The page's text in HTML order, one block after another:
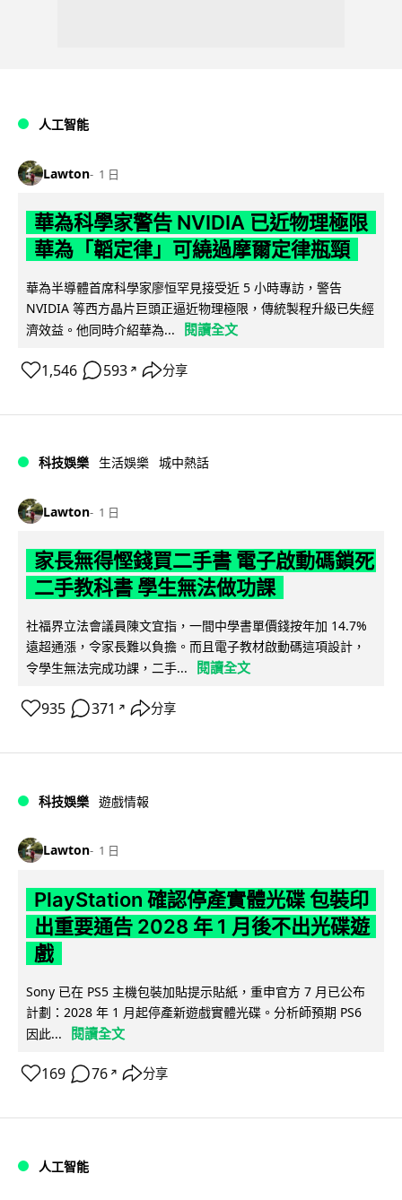
人工智能
Lawton 1 日
華為科學家警告 NVIDIA 已近物理極限
華為「韜定律」可繞過摩爾定律瓶頸
華為半導體首席科學家廖恒罕見接受近 5 小時專訪，警告
NVIDIA 等西方晶片巨頭正逼近物理極限，傳統製程升級已失經
濟效益。他同時介紹華為...
閱讀全文
1,546 593 ↗ 分享
科技娛樂 生活娛樂 城中熱話
Lawton 1 日
家長無得慳錢買二手書 電子啟動碼鎖死
二手教科書 學生無法做功課
社福界立法會議員陳文宜指，一間中學書單價錢按年加 14.7%
遠超通漲，令家長難以負擔。而且電子教材啟動碼這項設計，
令學生無法完成功課，二手...
閱讀全文
935 371 ↗ 分享
科技娛樂 遊戲情報
Lawton 1 日
PlayStation 確認停產實體光碟 包裝印
出重要通告 2028 年 1 月後不出光碟遊
戲
Sony 已在 PS5 主機包裝加貼提示貼紙，重申官方 7 月已公布
計劃：2028 年 1 月起停產新遊戲實體光碟。分析師預期 PS6
因此...
閱讀全文
169 76 ↗ 分享
人工智能